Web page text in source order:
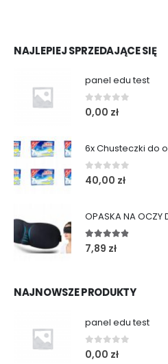
NAJLEPIEJ SPRZEDAJĄCE SIĘ
panel edu test
0 out of 5
0,00 zł
6x Chusteczki do
0 out of 5
40,00 zł
OPASKA NA OCZY
4.75 out of 5
7,89 zł
NAJNOWSZE PRODUKTY
panel edu test
0 out of 5
0,00 zł